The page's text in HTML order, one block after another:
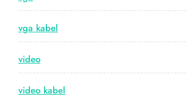
vga kabel
video
video kabel